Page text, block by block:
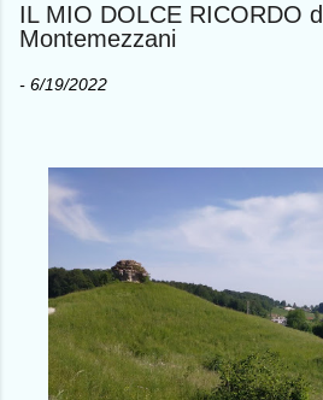
IL MIO DOLCE RICORDO
Montemezzani
- 6/19/2022